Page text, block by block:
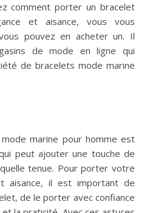
comment porter un bracelet
et aisance, vous vous
pouvez en acheter un. Il
de mode en ligne qui
de bracelets mode marine
marine pour homme est
peut ajouter une touche de
tenue. Pour porter votre
aisance, il est important de
de le porter avec confiance